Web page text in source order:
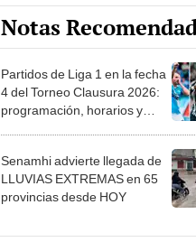
Notas
Partidos de Liga 1 en la fecha
4 del Torneo Clausura 2026:
programación, horarios y
Senamhi advierte llegada de
LLUVIAS EXTREMAS en 65
provincias desde HOY